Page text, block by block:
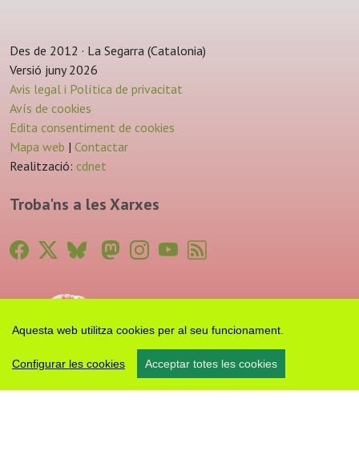
Aquesta web utilitza cookies per al seu funcionament.
Configurar les cookies Acceptar totes les cookies
Des de 2012 · La Segarra (Catalonia)
Versió juny 2026
Avis legal i Política de privacitat
Avís de cookies
Edita consentiment de cookies
Mapa web | Contactar
Realització: cdnet
Troba'ns a les Xarxes